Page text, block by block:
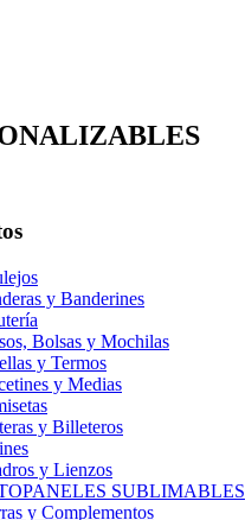
y Banderines
Bolsas y Mochilas
y Termos
y Medias
y Billeteros
y Lienzos
SUBLIMABLES
y Complementos